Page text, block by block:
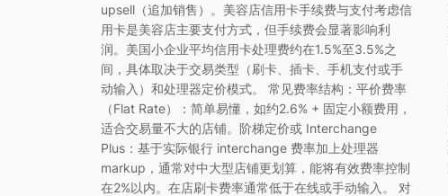
upsell（追加销售）。美容店信用卡手续费与支付考虑信
用卡是美容店主要支付方式，但手续费会显著影响利
润。美国小企业平均信用卡处理费约在1.5%至3.5%之
间，具体取决于交易类型（刷卡、插卡、手机支付或手
动输入）和处理器定价模式。 常见费率结构：平价费率
（Flat Rate）：简单易懂，如约2.6% + 固定小额费用，
适合交易量不大的店铺。阶梯定价或 Interchange
Plus：基于实际银行 interchange 费率加上处理器
markup，通常对中大型店铺更划算，能将有效费率控制
在2%以内。在店刷卡费率通常低于在线或手动输入。 对